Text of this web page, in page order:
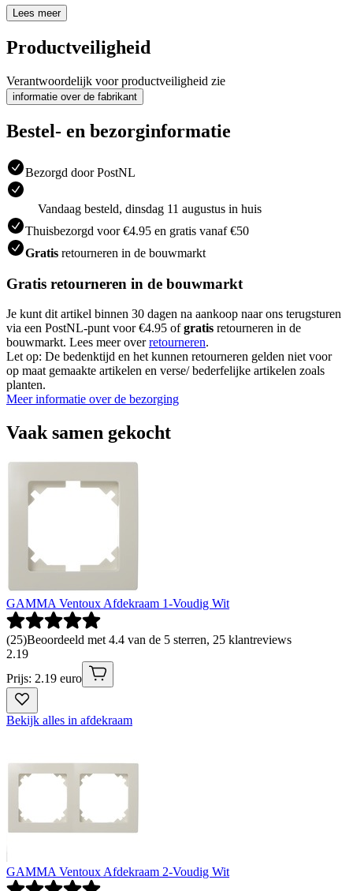
Lees meer
Productveiligheid
Verantwoordelijk voor productveiligheid zie
informatie over de fabrikant
Bestel- en bezorginformatie
Bezorgd door PostNL
Vandaag besteld, dinsdag 11 augustus in huis
Thuisbezorgd voor €4.95 en gratis vanaf €50
Gratis retourneren in de bouwmarkt
Gratis retourneren in de bouwmarkt
Je kunt dit artikel binnen 30 dagen na aankoop naar ons terugsturen
via een PostNL-punt voor €4.95 ofgratis retourneren in de
bouwmarkt. Lees meer overretourneren.
Let op: De bedenktijd en het kunnen retourneren gelden niet voor
op maat gemaakte artikelen en verse/ bederfelijke artikelen zoals
planten.
Meer informatie over de bezorging
Vaak samen gekocht
GAMMA Ventoux Afdekraam 1-Voudig Wit
(25)Beoordeeld met 4.4 van de 5 sterren, 25 klantreviews
2.19
Prijs: 2.19 euro
Bekijk alles in afdekraam
GAMMA Ventoux Afdekraam 2-Voudig Wit